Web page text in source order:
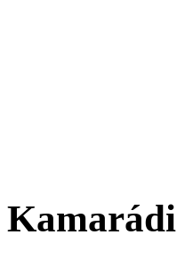
Kamarádi